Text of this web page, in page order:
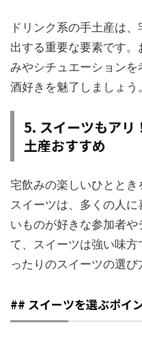
ドリンク系の手土産は
出する重要な要素です
みやシチュエーション
酒好きを魅了しましょう。
5. スイーツもアリ
土産おすすめ
宅飲みの楽しいひとと
スイーツは、多くの人
いものが好きな参加者
て、スイーツは強い味
ったりのスイーツの選び
## スイーツを選ぶポイ